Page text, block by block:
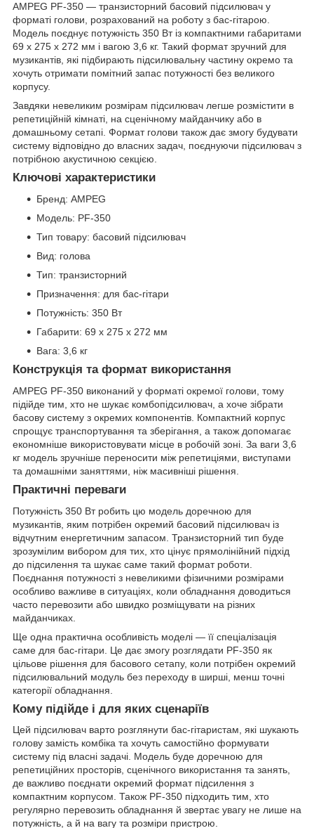
AMPEG PF-350 — транзисторний басовий підсилювач у
форматі голови, розрахований на роботу з бас-гітарою.
Модель поєднує потужність 350 Вт із компактними габаритами
69 х 275 х 272 мм і вагою 3,6 кг. Такий формат зручний для
музикантів, які підбирають підсилювальну частину окремо та
хочуть отримати помітний запас потужності без великого
корпусу.
Завдяки невеликим розмірам підсилювач легше розмістити в
репетиційній кімнаті, на сценічному майданчику або в
домашньому сетапі. Формат голови також дає змогу будувати
систему відповідно до власних задач, поєднуючи підсилювач з
потрібною акустичною секцією.
Ключові характеристики
Бренд: AMPEG
Модель: PF-350
Тип товару: басовий підсилювач
Вид: голова
Тип: транзисторний
Призначення: для бас-гітари
Потужність: 350 Вт
Габарити: 69 х 275 х 272 мм
Вага: 3,6 кг
Конструкція та формат використання
AMPEG PF-350 виконаний у форматі окремої голови, тому
підійде тим, хто не шукає комбопідсилювач, а хоче зібрати
басову систему з окремих компонентів. Компактний корпус
спрощує транспортування та зберігання, а також допомагає
економніше використовувати місце в робочій зоні. За ваги 3,6
кг модель зручніше переносити між репетиціями, виступами
та домашніми заняттями, ніж масивніші рішення.
Практичні переваги
Потужність 350 Вт робить цю модель доречною для
музикантів, яким потрібен окремий басовий підсилювач із
відчутним енергетичним запасом. Транзисторний тип буде
зрозумілим вибором для тих, хто цінує прямолінійний підхід
до підсилення та шукає саме такий формат роботи.
Поєднання потужності з невеликими фізичними розмірами
особливо важливе в ситуаціях, коли обладнання доводиться
часто перевозити або швидко розміщувати на різних
майданчиках.
Ще одна практична особливість моделі — її спеціалізація
саме для бас-гітари. Це дає змогу розглядати PF-350 як
цільове рішення для басового сетапу, коли потрібен окремий
підсилювальний модуль без переходу в ширші, менш точні
категорії обладнання.
Кому підійде і для яких сценаріїв
Цей підсилювач варто розглянути бас-гітаристам, які шукають
голову замість комбіка та хочуть самостійно формувати
систему під власні задачі. Модель буде доречною для
репетиційних просторів, сценічного використання та занять,
де важливо поєднати окремий формат підсилення з
компактним корпусом. Також PF-350 підходить тим, хто
регулярно перевозить обладнання й звертає увагу не лише на
потужність, а й на вагу та розміри пристрою.